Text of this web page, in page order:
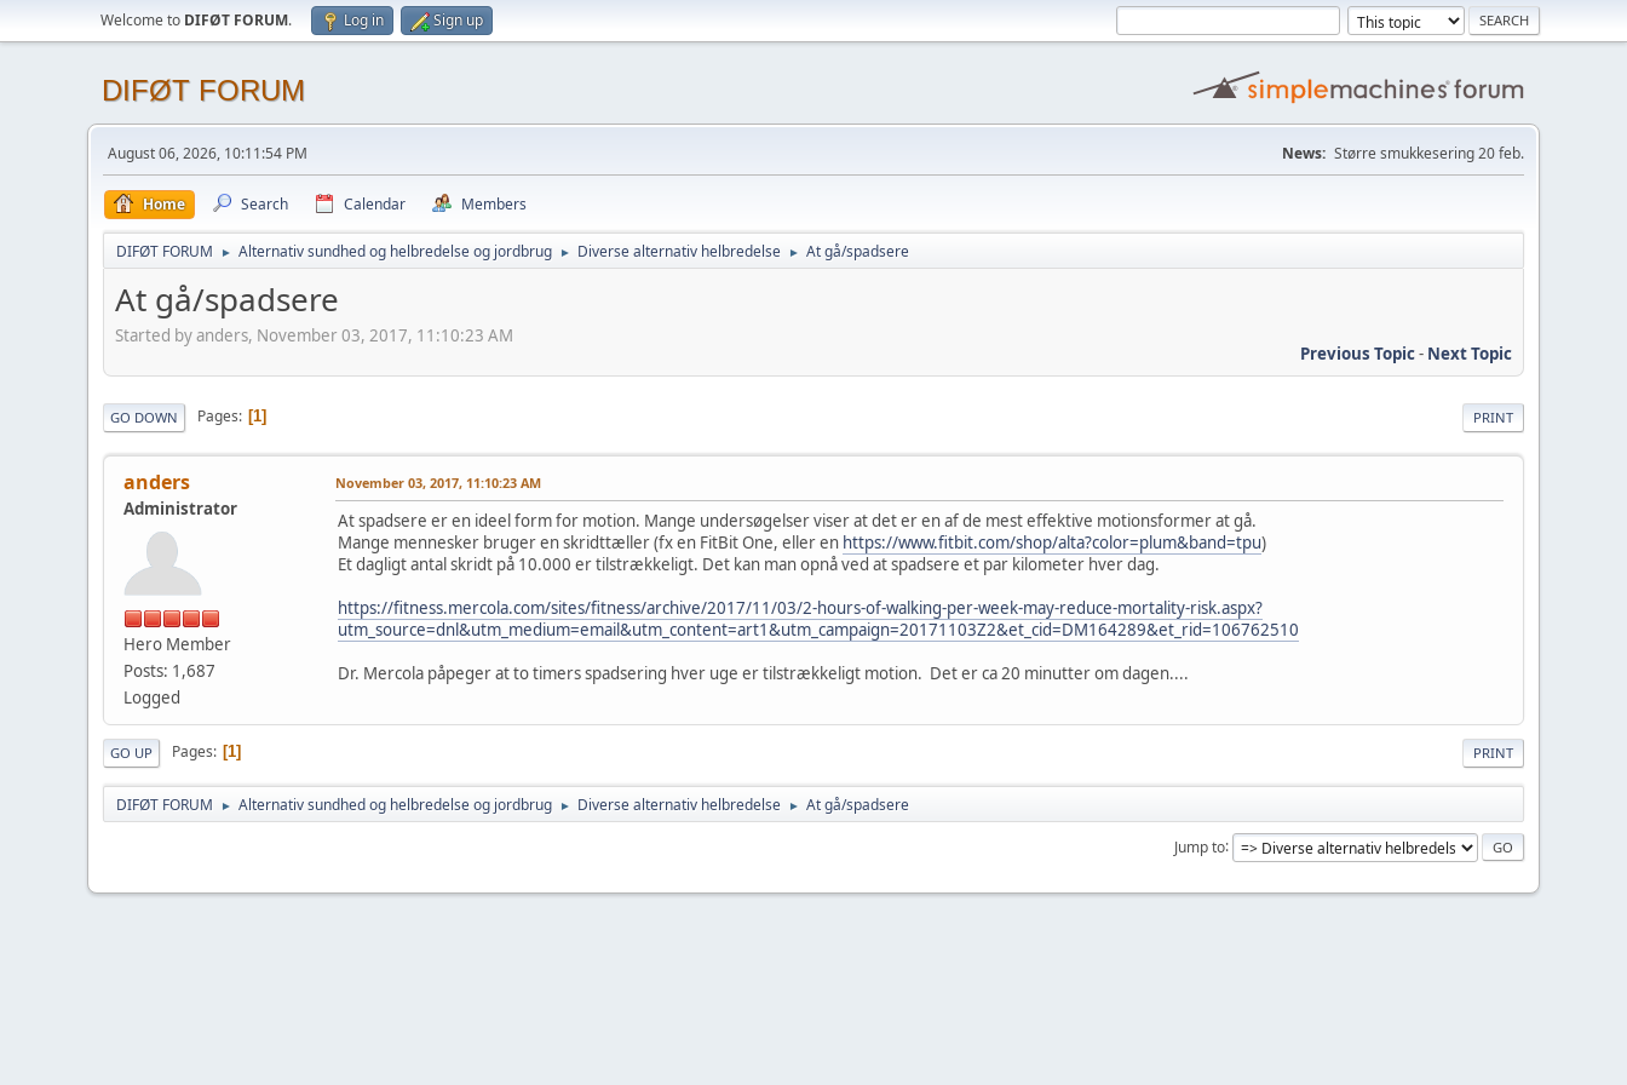
Welcome to DIFØT FORUM. Log in Sign up
DIFØT FORUM
August 06, 2026, 10:11:54 PM News: Større smukkesering 20 feb.
Home Search Calendar Members
DIFØT FORUM ► Alternativ sundhed og helbredelse og jordbrug ► Diverse alternativ helbredelse ► At gå/spadsere
At gå/spadsere
Started by anders, November 03, 2017, 11:10:23 AM
Previous Topic- Next Topic
PRINT
GO DOWN Pages 1
anders
Administrator
Hero Member
Posts: 1,687
Logged
November 03, 2017, 11:10:23 AM
At spadsere er en ideel form for motion. Mange undersøgelser viser at det er en af de mest effektive motionsformer at gå.
Mange mennesker bruger en skridttæller (fx en FitBit One, eller en https://www.fitbit.com/shop/alta?color=plum&band=tpu)
Et dagligt antal skridt på 10.000 er tilstrækkeligt. Det kan man opnå ved at spadsere et par kilometer hver dag.
https://fitness.mercola.com/sites/fitness/archive/2017/11/03/2-hours-of-walking-per-week-may-reduce-mortality-risk.aspx?
utm_source=dnl&utm_medium=email&utm_content=art1&utm_campaign=20171103Z2&et_cid=DM164289&et_rid=106762510
Dr. Mercola påpeger at to timers spadsering hver uge er tilstrækkeligt motion. Det er ca 20 minutter om dagen....
PRINT
GO UP Pages 1
DIFØT FORUM ► Alternativ sundhed og helbredelse og jordbrug ► Diverse alternativ helbredelse ► At gå/spadsere
Jump to